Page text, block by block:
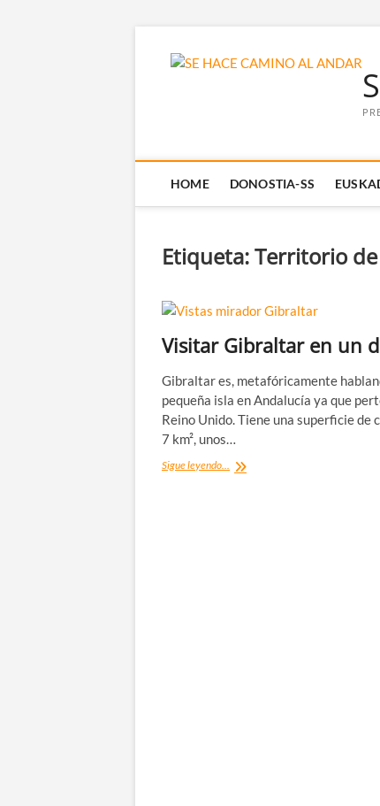
HOME DONOSTIA-SS
Etiqueta:Territorio
Visitar Gibraltar en un
Gibraltar es, metafóricamente
pequeña isla en Andalucía ya que
Reino Unido. Tiene una superficie de
7 km², unos…
Sigue leyendo... Visitar